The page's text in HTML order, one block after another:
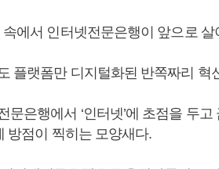
에서 인터넷전문은행이 앞으로
플랫폼만 디지털화된 반쪽짜리 혁
문은행에서 ‘인터넷’에 초점을 두
방점이 찍히는 모양새다.